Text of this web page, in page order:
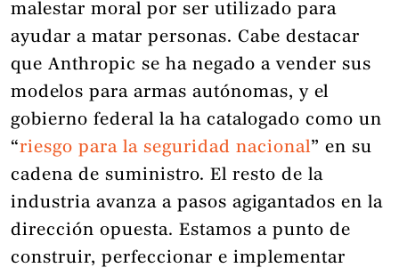
malestar moral por ser utilizado para
ayudar a matar personas. Cabe destacar
que Anthropic se ha negado a vender sus
modelos para armas autónomas, y el
gobierno federal la ha catalogado como un
“riesgo para la seguridad nacional” en su
cadena de suministro. El resto de la
industria avanza a pasos agigantados en la
dirección opuesta. Estamos a punto de
construir, perfeccionar e implementar